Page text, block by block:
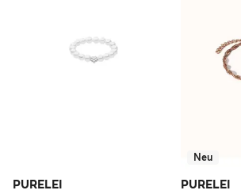
PURELEI
Neu
PURELEI